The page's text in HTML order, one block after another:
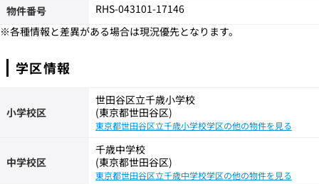
物件番号
RHS-043101-17146
※各種情報と差異がある場合は現況優先となります。
学区情報
小学校区
世田谷区立千歳小学校
(東京都世田谷区)
東京都世田谷区立千歳小学校学区の他の物件を見る
中学校区
千歳中学校
(東京都世田谷区)
東京都世田谷区立千歳中学校学区の他の物件を見る